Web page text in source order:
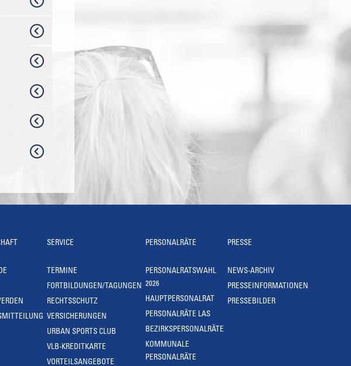
SERVICE
TERMINE
FORTBILDUNGEN/TAGUNGEN
RECHTSSCHUTZ
VERSICHERUNGEN
URBAN SPORTS CLUB
VLB-KREDITKARTE
VORTEILSANGEBOTE
PERSONALRÄTE
PERSONALRATSWAHL
2026
HAUPTPERSONALRAT
PERSONALRÄTE LAS
BEZIRKSPERSONALRÄTE
KOMMUNALE
PERSONALRÄTE
PRESSE
NEWS-ARCHIV
PRESSEINFORMATIONEN
PRESSEBILDER